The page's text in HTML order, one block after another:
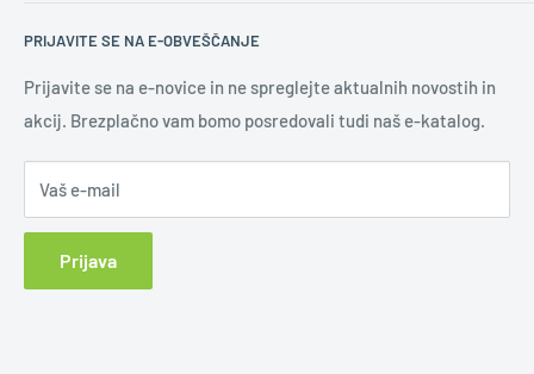
Novoletna darila
Uporaba logotipa
Učinkovita promocija
Novice
Digitalni tisk
Sitotisk
Tampotisk
Slepi tisk
Tisk na keramiko
UV led tisk
Vezenje
PRIJAVITE SE NA E-OBVEŠČANJE
Prijavite se na e-novice in ne spreglejte aktualnih novostih in
akcij. Brezplačno vam bomo posredovali tudi naš e-katalog.
Vaš e-mail
Prijava